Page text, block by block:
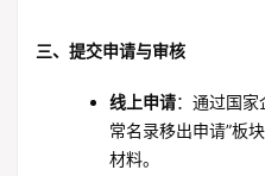
三、提交申请与审核
线上申请：通过国家
常名录移出申请”板
材料。